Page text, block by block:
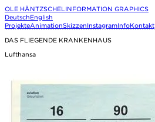
OLE HÄNTZSCHEL INFORMATION GRAPHICS
DeutschEnglish
ProjekteAnimationSkizzenInstagramInfoKontakt
DAS FLIEGENDE KRANKENHAUS
Lufthansa